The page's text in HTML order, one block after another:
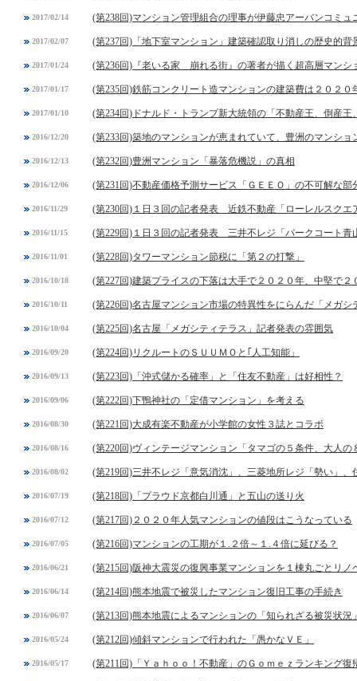
2017/02/14 (第238回)マンション管理組合の理事が伊藤忠アーバンコミュ
2017/02/07 (第237回)「地下室マンション」建築確認取り消しの歴史的背
2017/01/24 (第236回)『老いる家 崩れる街』の著者が描く超高層マンシ
2017/01/17 (第235回)鉄筋コンクリート造マンションの建築費は２０２０
2017/01/10 (第234回)ドナルド・トランプ新大統領の「不動産王、倒産王
2016/12/20 (第233回)築地のマンションが恵まれていて、豊洲のマンショ
2016/12/13 (第232回)豊洲マンション「暴落危機説」の真相
2016/12/06 (第231回)不動産価格予測サービス「ＧＥＥＯ」の不可解な部
2016/11/29 (第230回)１日３回の記者発表 近鉄不動産「ローレルスクエ
2016/11/15 (第229回)１日３回の記者発表 三井不レジ「パークコート青
2016/11/01 (第228回)タワーマンション節税に「第２の打撃」
2016/10/18 (第227回)建築プライスの下落は大手で２０２０年、中堅で２
2016/10/11 (第226回)名古屋マンション市場の特異性をにらんだ「メガシ
2016/10/04 (第225回)名古屋「メガシティテラス」記者発表の雰囲気
2016/09/20 (第224回)リクルートのＳＵＵＭＯと｢人工知能」
2016/09/13 (第223回)「沖式儲かる確率」と「住友不動産」は好相性？
2016/09/06 (第222回)下鴨神社の「定借マンション」を考える
2016/08/30 (第221回)大成有楽不動産が小学館の女性３誌とコラボ
2016/08/16 (第220回)ヴィンテージマンション「タマゴの５条件、大人の
2016/08/02 (第219回)三井不レジ「意気消沈」、三菱地所レジ「勢い」、
2016/07/19 (第218回)「プラウド京都白川通」と五山の送り火
2016/07/12 (第217回)２０２０年人気マンションの値段はこうなっている
2016/07/05 (第216回)マンションの工期が１.２倍～１.４倍に延びる？
2016/06/21 (第215回)阪神大震災の復興事業マンションを１棟丸ごとリノ
2016/06/14 (第214回)熊本地震で被災したマンション復旧工事の手続き
2016/06/07 (第213回)熊本地震によるマンションの「知られざる被災状況
2016/05/24 (第212回)傾斜マンションで行われた「愚かなＶＥ」
2016/05/17 (第211回)「Ｙａｈｏｏ！不動産」のＧｏｍｅｚランキング復